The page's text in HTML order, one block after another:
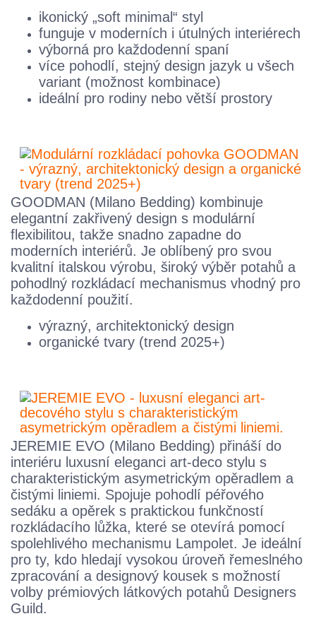
ikonický „soft minimal“ styl
funguje v moderních i útulných interiérech
výborná pro každodenní spaní
více pohodlí, stejný design jazyk u všech
variant (možnost kombinace)
ideální pro rodiny nebo větší prostory
GOODMAN (Milano Bedding) kombinuje
elegantní zakřivený design s modulární
flexibilitou, takže snadno zapadne do
moderních interiérů. Je oblíbený pro svou
kvalitní italskou výrobu, široký výběr potahů a
pohodlný rozkládací mechanismus vhodný pro
každodenní použití.
výrazný, architektonický design
organické tvary (trend 2025+)
JEREMIE EVO (Milano Bedding) přináší do
interiéru luxusní eleganci art-deco stylu s
charakteristickým asymetrickým opěradlem a
čistými liniemi. Spojuje pohodlí péřového
sedáku a opěrek s praktickou funkčností
rozkládacího lůžka, které se otevírá pomocí
spolehlivého mechanismu Lampolet. Je ideální
pro ty, kdo hledají vysokou úroveň řemeslného
zpracování a designový kousek s možností
volby prémiových látkových potahů Designers
Guild.